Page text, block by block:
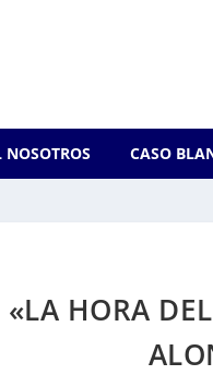
NOSOTROS CASO
HORA